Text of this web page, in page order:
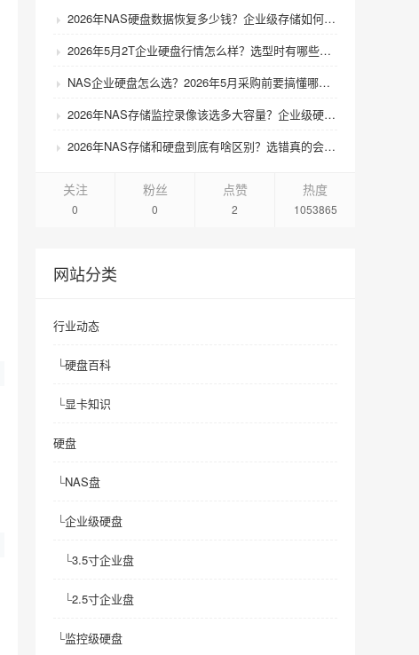
2026年NAS硬盘数据恢复多少钱？企业级存储如何避免数据丢失风险？
2026年5月2T企业硬盘行情怎么样？选型时有哪些避坑技巧？
NAS企业硬盘怎么选？2026年5月采购前要搞懂哪些坑？
2026年NAS存储监控录像该选多大容量？企业级硬盘怎么搭配才划算？
2026年NAS存储和硬盘到底有啥区别？选错真的会后悔吗？
关注
0
粉丝
0
点赞
2
热度
1053865
网站分类
行业动态
└硬盘百科
└显卡知识
硬盘
└NAS盘
└企业级硬盘
└3.5寸企业盘
└2.5寸企业盘
└监控级硬盘